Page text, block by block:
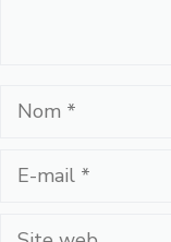
Nom
Site